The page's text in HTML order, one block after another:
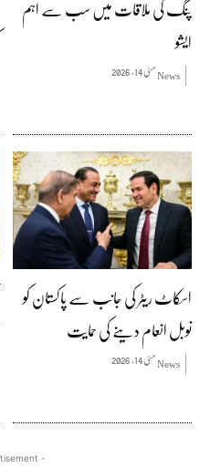
پنگ کی ملاقات میں سب سے اہم
ایشو
Newsمئی 14, 2026
اسکاٹ ریٹر کی جانب سے پاکستان کو
نوبل انعام دینے کی حمایت
Newsمئی 14, 2026
- Advertisement -